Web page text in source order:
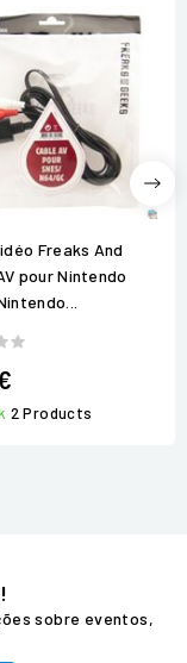
Freaks And
pour Nintendo
2 Products
sobre eventos,